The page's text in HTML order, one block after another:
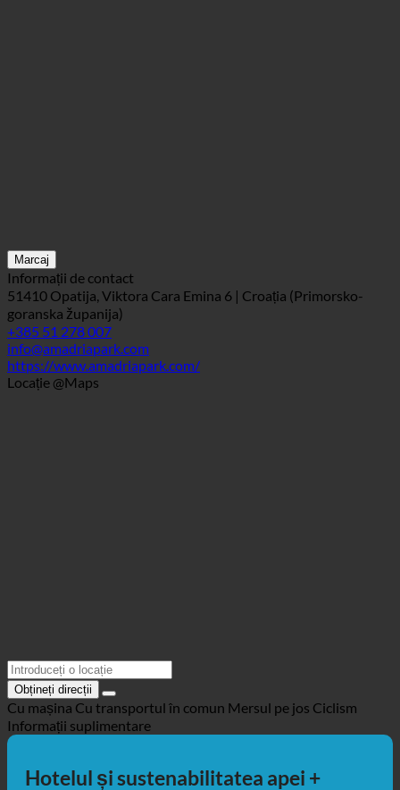
Marcaj
Informații de contact
51410 Opatija, Viktora Cara Emina 6 | Croația (Primorsko-
goranska županija)
+385 51 278 007
info@amadriapark.com
https://www.amadriapark.com/
Obțineți direcții
Cu mașinaCu transportul în comunMersul pe josCiclism